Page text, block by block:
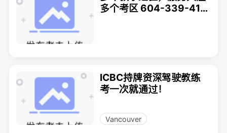
多个考区 604-339-418
ICBC持牌资深驾驶教练
考一次就通过！
Vancouver